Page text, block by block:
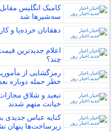
کامبک انگلیس
سه‌شیرها شد
دهقانان خرده‌پا و
چند؟
رمزگشایی از
خطر حمله دوباره
تبعید و شلاق
خیانت متهم شدند
کنایه عباس جدیدی
زیرساخت‌ها پنهان